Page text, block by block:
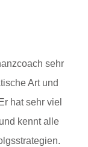
sehr
Art und
hat sehr viel
kennt alle